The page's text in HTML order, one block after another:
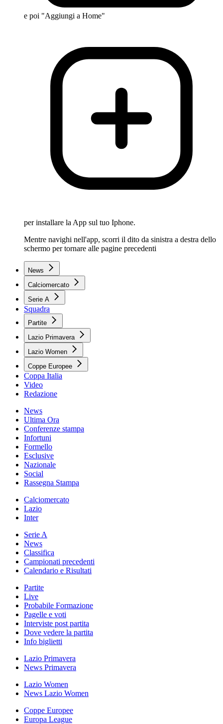
e poi "Aggiungi a Home"
per installare la App sul tuo Iphone.
Mentre navighi nell'app, scorri il dito da sinistra a destra dello
schermo per tornare alle pagine precedenti
News
Calciomercato
Serie A
Squadra
Partite
Lazio Primavera
Lazio Women
Coppe Europee
Coppa Italia
Video
Redazione
News
Ultima Ora
Conferenze stampa
Infortuni
Formello
Esclusive
Nazionale
Social
Rassegna Stampa
Calciomercato
Lazio
Inter
Serie A
News
Classifica
Campionati precedenti
Calendario e Risultati
Partite
Live
Probabile Formazione
Pagelle e voti
Interviste post partita
Dove vedere la partita
Info biglietti
Lazio Primavera
News Primavera
Lazio Women
News Lazio Women
Coppe Europee
Europa League